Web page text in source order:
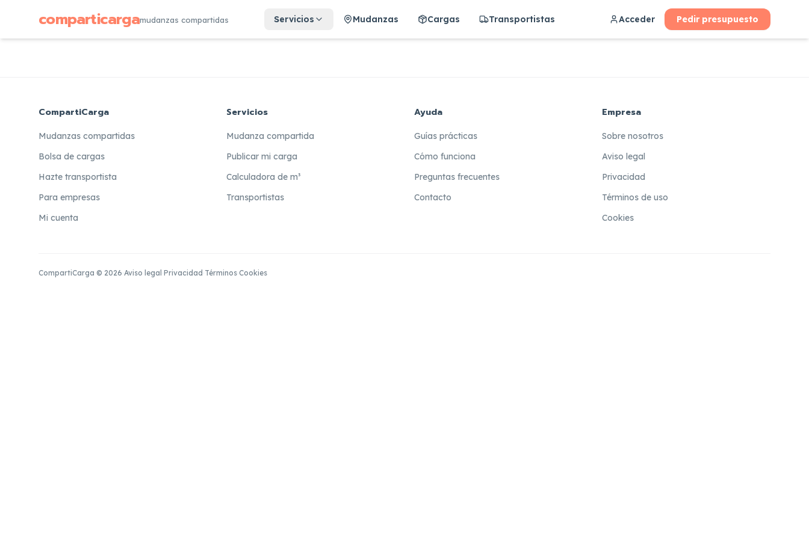
comparticargamudanzas compartidas Servicios Mudanzas Cargas Transportistas Acceder Pedir presupuesto
CompartiCarga
Mudanzas compartidas
Bolsa de cargas
Hazte transportista
Para empresas
Mi cuenta
Servicios
Mudanza compartida
Publicar mi carga
Calculadora de m³
Transportistas
Ayuda
Guías prácticas
Cómo funciona
Preguntas frecuentes
Contacto
Empresa
Sobre nosotros
Aviso legal
Privacidad
Términos de uso
Cookies
CompartiCarga © 2026·Aviso legal ·Privacidad ·Términos·Cookies